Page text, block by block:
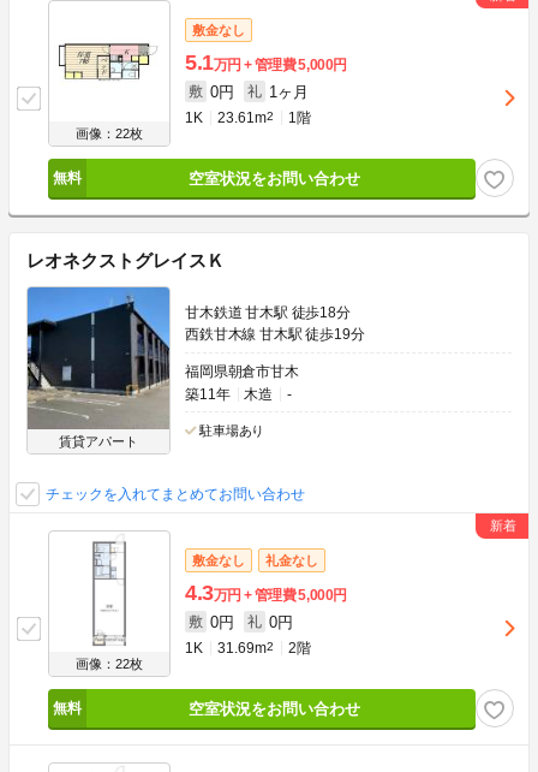
画像：22枚
敷金なし
5.1万円 管理費5,000円
敷 0円 礼 1ヶ月
1K 23.61m2 1階
空室状況をお問い合わせ
レオネクストグレイスＫ
賃貸アパート
甘木鉄道 甘木駅 徒歩18分
西鉄甘木線 甘木駅 徒歩19分
福岡県朝倉市甘木
築11年
木造 -
駐車場あり
チェックを入れてまとめてお問い合わせ
画像：22枚
敷金なし 礼金なし
4.3万円 管理費5,000円
敷 0円 礼 0円
1K 31.69m2 2階
空室状況をお問い合わせ